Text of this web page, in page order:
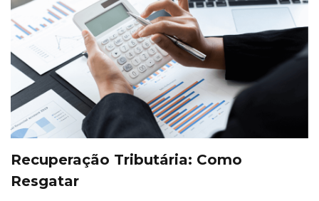
Recuperação Tributária: Como
Resgatar